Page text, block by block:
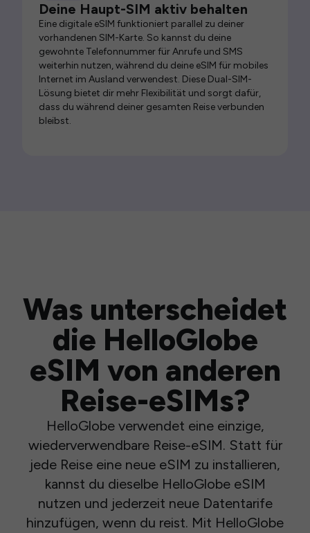
Deine Haupt-SIM aktiv behalten
Eine digitale eSIM funktioniert parallel zu deiner
vorhandenen SIM-Karte. So kannst du deine
gewohnte Telefonnummer für Anrufe und SMS
weiterhin nutzen, während du deine eSIM für mobiles
Internet im Ausland verwendest. Diese Dual-SIM-
Lösung bietet dir mehr Flexibilität und sorgt dafür,
dass du während deiner gesamten Reise verbunden
bleibst.
Was unterscheidet
die HelloGlobe
eSIM von anderen
Reise-eSIMs?
HelloGlobe verwendet eine einzige,
wiederverwendbare Reise-eSIM. Statt für
jede Reise eine neue eSIM zu installieren,
kannst du dieselbe HelloGlobe eSIM
nutzen und jederzeit neue Datentarife
hinzufügen, wenn du reist. Mit HelloGlobe